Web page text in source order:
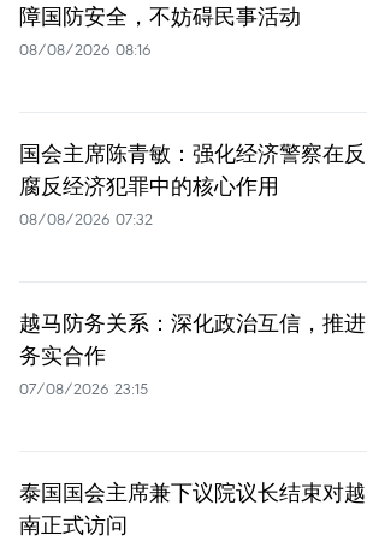
障国防安全，不妨碍民事活动
08/08/2026 08:16
国会主席陈青敏：强化经济警察在反
腐反经济犯罪中的核心作用
08/08/2026 07:32
越马防务关系：深化政治互信，推进
务实合作
07/08/2026 23:15
泰国国会主席兼下议院议长结束对越
南正式访问